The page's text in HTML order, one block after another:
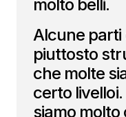
molto belli.
Alcune parti
piuttosto
che molte
certo
siamo molto